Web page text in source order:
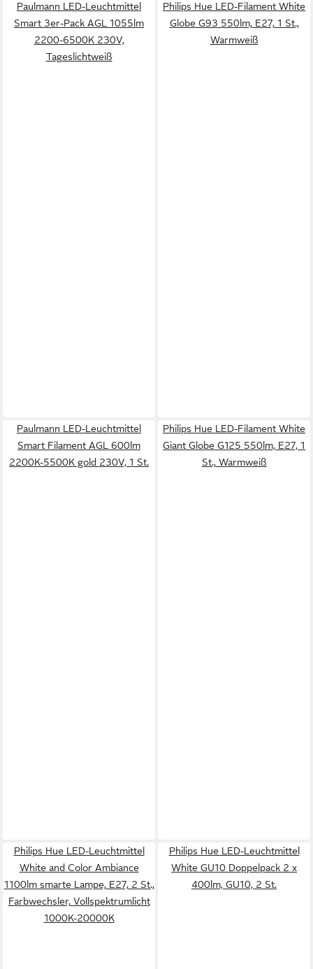
Paulmann LED-Leuchtmittel
Smart 3er-Pack AGL 1055lm
2200-6500K 230V,
Tageslichtweiß
Philips Hue LED-Filament White
Globe G93 550lm, E27, 1 St.,
Warmweiß
Paulmann LED-Leuchtmittel
Smart Filament AGL 600lm
2200K-5500K gold 230V, 1 St.
Philips Hue LED-Filament White
Giant Globe G125 550lm, E27, 1
St., Warmweiß
Philips Hue LED-Leuchtmittel
White and Color Ambiance
1100lm smarte Lampe, E27, 2 St.,
Farbwechsler, Vollspektrumlicht
1000K-20000K
Philips Hue LED-Leuchtmittel
White GU10 Doppelpack 2 x
400lm, GU10, 2 St.